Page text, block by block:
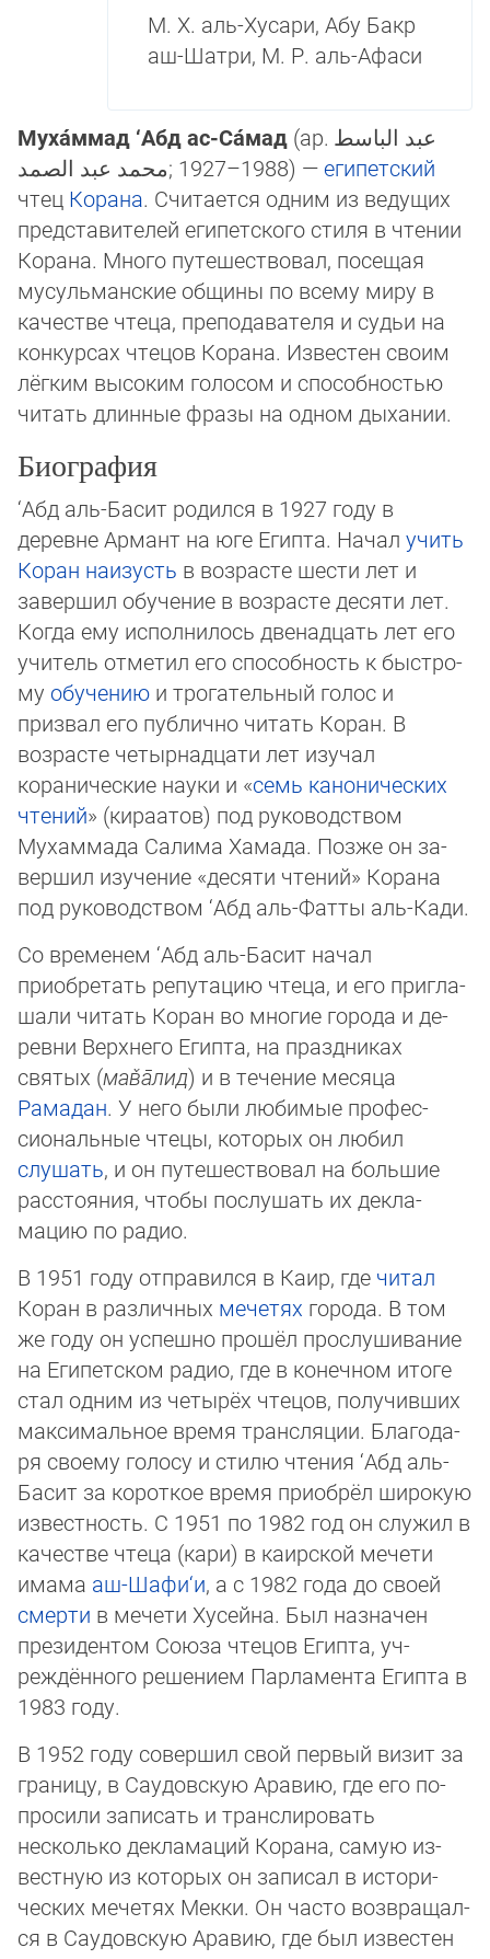
М. Х. аль-Хусари, Абу Бакр
аш-Шатри, М. Р. аль-Афаси
Муха́ммад ‘Абд ас-Са́мад (ар. عبد الباسط
محمد عبد الصمد‎; 1927–1988) —еги­пет­ский
чтец Корана. Считается одним из ведущих
представителей еги­петского сти­ля в чтении
Корана. Много путешествовал, посещая
мусульманские общины по все­му ми­ру в
качестве чтеца, препо­да­ва­теля и судьи на
кон­кур­сах чтецов Ко­ра­на. Из­вес­тен сво­им
лёгким высоким го­ло­сом и спо­соб­ностью
читать длинные фра­зы на од­ном ды­ха­нии.
Биография
‘Абд аль-Басит родился в 1927 году в
деревне Армант на юге Египта. Начал учить
Ко­ран наи­зусть в возрасте шести лет и
завершил обучение в возрасте десяти лет.
Ког­да ему испол­нилось двенадцать лет его
учи­тель отметил его способность к быс­тро­
му обу­чению и трога­тельный голос и
призвал его публично читать Коран. В
возрас­те че­тыр­надцати лет изучал
коранические науки и «семь ка­но­нических
чтений» (кира­атов) под ру­ководством
Мухаммада Салима Хамада. Позже он за­
вер­шил изуче­ние «де­ся­ти чте­ний» Корана
под руководством ‘Абд аль-Фатты аль-Кади.
Со временем ‘Абд аль-Басит начал
приобретать репутацию чтеца, и его пригла­
шали чи­тать Коран во многие города и де­
рев­ни Верхнего Египта, на празд­никах
святых (ма­в̌а̄­лид) и в те­чение месяца
Рамадан. У него бы­ли любимые профес­
сиональ­ные чте­цы, ко­то­рых он любил
слушать, и он путе­шествовал на большие
рас­стояния, чтобы пос­лу­шать их дек­ла­
мацию по радио.
В 1951 году отправился в Каир, где читал
Коран в различных мечетях города. В том
же го­ду он успешно прошёл прослу­шивание
на Египетском радио, где в ко­неч­ном итоге
стал одним из че­ты­рёх чтецов, получивших
мак­си­маль­ное время трансляции. Бла­го­да­
ря своему голосу и стилю чтения ‘Абд аль-
Басит за короткое время приобрёл широ­кую
из­вест­ность. С 1951 по 1982 год он слу­жил в
качестве чтеца (кари) в ка­ир­ской мече­ти
има­ма аш-Шафи‘и, а с 1982 года до своей
смерти в мечети Хусейна. Был на­зна­чен
пре­зи­дентом Союза чте­цов Египта, уч­
реждён­ного ре­шением Пар­ламента Егип­та в
1983 го­ду.
В 1952 году совершил свой пер­вый визит за
границу, в Сау­дов­скую Аравию, где его по­
про­си­ли записать и транс­ли­ро­вать
несколько декла­маций Корана, самую из­
вест­ную из ко­торых он записал в истори­
ческих мечетях Мекки. Он часто возвра­щал­
ся в Са­удов­скую Аравию, где был известен